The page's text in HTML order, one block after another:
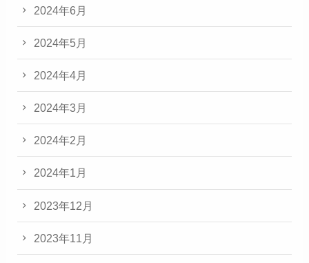
2024年6月
2024年5月
2024年4月
2024年3月
2024年2月
2024年1月
2023年12月
2023年11月